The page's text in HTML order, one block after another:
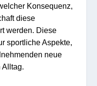
Konsequenz,
diese
werden. Diese
sportliche Aspekte,
neue
Alltag.